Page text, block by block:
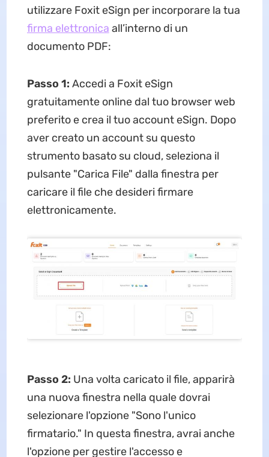
utilizzare Foxit eSign per incorporare la tua
firma elettronica all’interno di un
documento PDF:
Passo 1: Accedi a Foxit eSign
gratuitamente online dal tuo browser web
preferito e crea il tuo account eSign. Dopo
aver creato un account su questo
strumento basato su cloud, seleziona il
pulsante "Carica File" dalla finestra per
caricare il file che desideri firmare
elettronicamente.
Passo 2: Una volta caricato il file, apparirà
una nuova finestra nella quale dovrai
selezionare l'opzione "Sono l'unico
firmatario." In questa finestra, avrai anche
l'opzione per gestire l'accesso e